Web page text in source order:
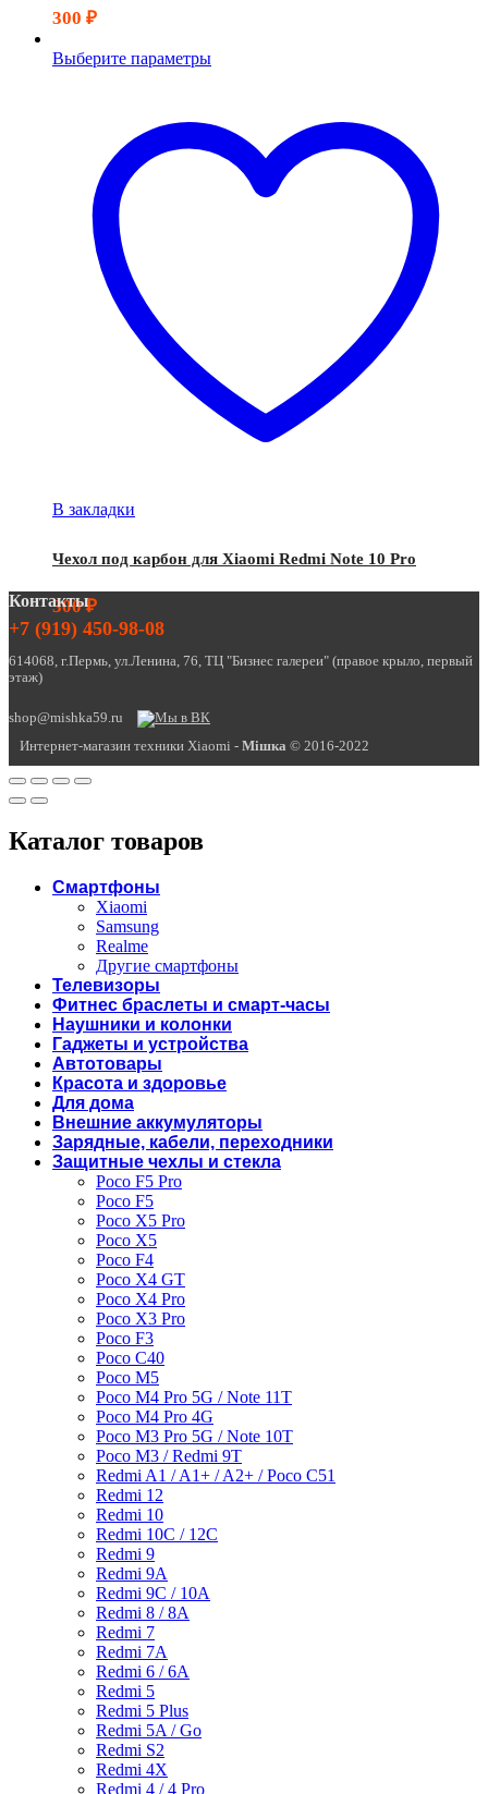
300 ₽
Выберите параметры
В закладки
Чехол под карбон для Xiaomi Redmi Note 10 Pro
300₽
Контакты
+7 (919) 450-98-08
614068, г.Пермь, ул.Ленина, 76, ТЦ "Бизнес галереи" (правое крыло, первый
этаж)
shop@mishka59.ru
Интернет-магазин техники Xiaomi - Miшка © 2016-2022
Каталог товаров
Смартфоны
Xiaomi
Samsung
Realme
Другие смартфоны
Телевизоры
Фитнес браслеты и смарт-часы
Наушники и колонки
Гаджеты и устройства
Автотовары
Красота и здоровье
Для дома
Внешние аккумуляторы
Зарядные, кабели, переходники
Защитные чехлы и стекла
Poco F5 Pro
Poco F5
Poco X5 Pro
Poco X5
Poco F4
Poco X4 GT
Poco X4 Pro
Poco X3 Pro
Poco F3
Poco C40
Poco M5
Poco M4 Pro 5G / Note 11T
Poco M4 Pro 4G
Poco M3 Pro 5G / Note 10T
Poco M3 / Redmi 9T
Redmi A1 / A1+ / A2+ / Poco C51
Redmi 12
Redmi 10
Redmi 10C / 12C
Redmi 9
Redmi 9A
Redmi 9C / 10A
Redmi 8 / 8A
Redmi 7
Redmi 7A
Redmi 6 / 6A
Redmi 5
Redmi 5 Plus
Redmi 5A / Go
Redmi S2
Redmi 4X
Redmi 4 / 4 Pro